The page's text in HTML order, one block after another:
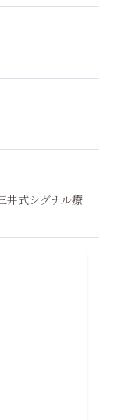
井式シグナル療